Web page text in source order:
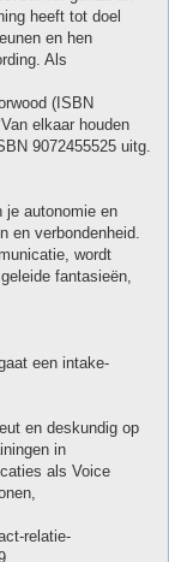
heeft tot doel
en hen
Als
(ISBN
elkaar houden
9072455525 uitg.
je autonomie en
en verbondenheid.
wordt
fantasieën,
een intake-
en deskundig op
in
als Voice
relatie-